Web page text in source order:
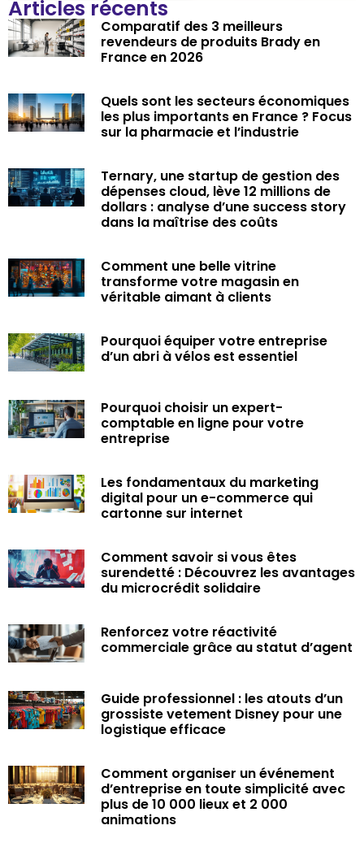
Articles récents
Comparatif des 3 meilleurs
revendeurs de produits Brady en
France en 2026
Quels sont les secteurs économiques
les plus importants en France ? Focus
sur la pharmacie et l’industrie
Ternary, une startup de gestion des
dépenses cloud, lève 12 millions de
dollars : analyse d’une success story
dans la maîtrise des coûts
Comment une belle vitrine
transforme votre magasin en
véritable aimant à clients
Pourquoi équiper votre entreprise
d’un abri à vélos est essentiel
Pourquoi choisir un expert-
comptable en ligne pour votre
entreprise
Les fondamentaux du marketing
digital pour un e-commerce qui
cartonne sur internet
Comment savoir si vous êtes
surendetté : Découvrez les avantages
du microcrédit solidaire
Renforcez votre réactivité
commerciale grâce au statut d’agent
Guide professionnel : les atouts d’un
grossiste vetement Disney pour une
logistique efficace
Comment organiser un événement
d’entreprise en toute simplicité avec
plus de 10 000 lieux et 2 000
animations